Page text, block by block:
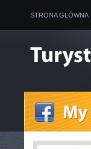
STRONA GŁÓWNA